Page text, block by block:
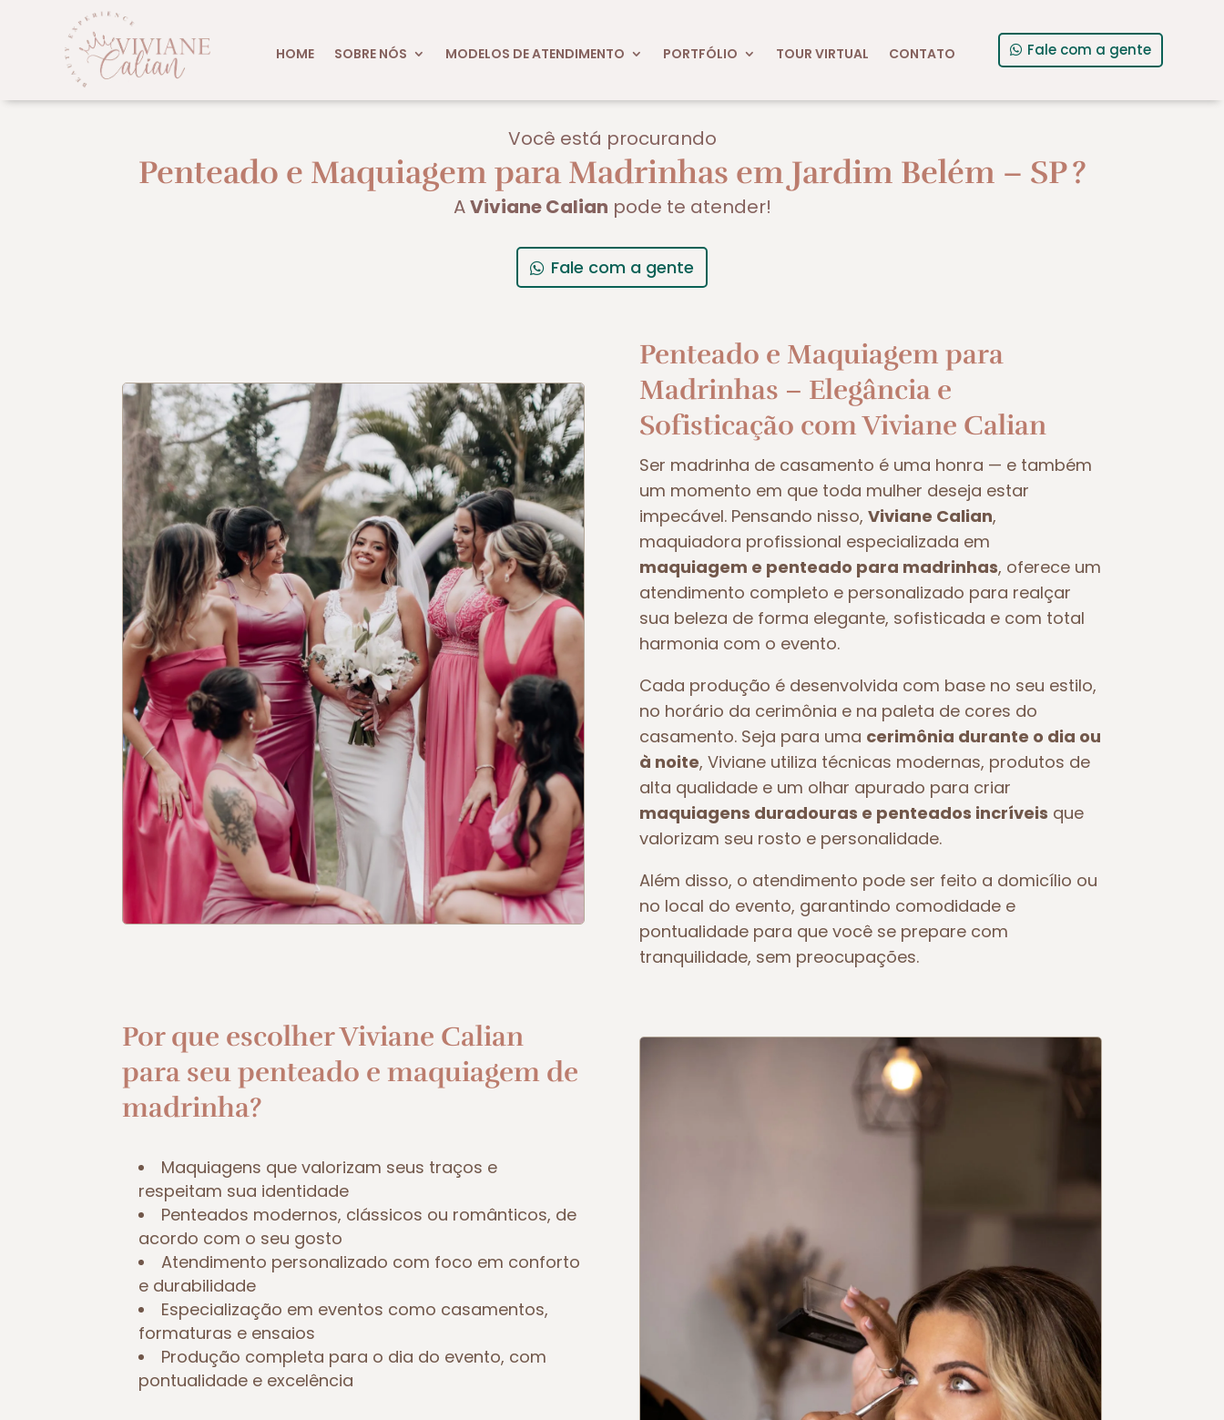
HOME SOBRE NÓS MODELOS DE ATENDIMENTO PORTFÓLIO TOUR VIRTUAL CONTATO Fale com a gente
Você está procurando
Penteado e Maquiagem para Madrinhas em Jardim Belém – SP?
AViviane Calian pode te atender!
Fale com a gente
Penteado e Maquiagem para
Madrinhas – Elegância e
Sofisticação com Viviane Calian
Ser madrinha de casamento é uma honra — e também
um momento em que toda mulher deseja estar
impecável. Pensando nisso, Viviane Calian,
maquiadora profissional especializada em
maquiagem e penteado para madrinhas, oferece um
atendimento completo e personalizado para realçar
sua beleza de forma elegante, sofisticada e com total
harmonia com o evento.
Cada produção é desenvolvida com base no seu estilo,
no horário da cerimônia e na paleta de cores do
casamento. Seja para uma cerimônia durante o dia ou
à noite, Viviane utiliza técnicas modernas, produtos de
alta qualidade e um olhar apurado para criar
maquiagens duradouras e penteados incríveis que
valorizam seu rosto e personalidade.
Além disso, o atendimento pode ser feito a domicílio ou
no local do evento, garantindo comodidade e
pontualidade para que você se prepare com
tranquilidade, sem preocupações.
Por que escolher Viviane Calian
para seu penteado e maquiagem de
madrinha?
Maquiagens que valorizam seus traços e
respeitam sua identidade
Penteados modernos, clássicos ou românticos, de
acordo com o seu gosto
Atendimento personalizado com foco em conforto
e durabilidade
Especialização em eventos como casamentos,
formaturas e ensaios
Produção completa para o dia do evento, com
pontualidade e excelência